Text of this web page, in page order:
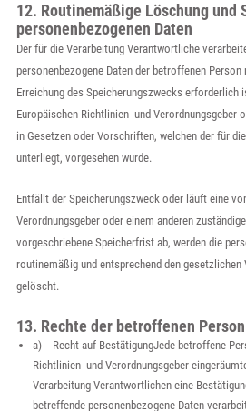
12. Routinemäßige Löschung und
personenbezogenen Daten
Der für die Verarbeitung Verantwortliche
personenbezogene Daten der betroffenen
Erreichung des Speicherungszwecks erforderlich
Europäischen Richtlinien- und Verordnungsgeber
in Gesetzen oder Vorschriften, welchen der für
unterliegt, vorgesehen wurde.
Entfällt der Speicherungszweck oder läuft eine
Verordnungsgeber oder einem anderen
vorgeschriebene Speicherfrist ab, werden die
routinemäßig und entsprechend den
gelöscht.
13. Rechte der betroffenen Person
a) Recht auf BestätigungJede betroffene
Richtlinien- und Verordnungsgeber
Verarbeitung Verantwortlichen eine
betreffende personenbezogene Daten